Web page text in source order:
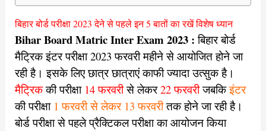
बिहार बोर्ड परीक्षा 2023 देने से पहले इन 5 बातों का रखें विशेष ध्यान
Bihar Board Matric Inter Exam 2023 :बिहार बोर्ड
मैट्रिक इंटर परीक्षा 2023 फरवरी महीने से आयोजित होने जा
रही है। इसके लिए छात्र छात्राएं काफी ज्यादा उत्सुक है।
मैट्रिककी परीक्षा 14 फरवरीसे लेकर22 फरवरीजबकिइंटर
की परीक्षा 1 फरवरी से लेकर 13 फरवरीतक होने जा रही है।
बोर्ड परीक्षा से पहले प्रैक्टिकल परीक्षा का आयोजन किया